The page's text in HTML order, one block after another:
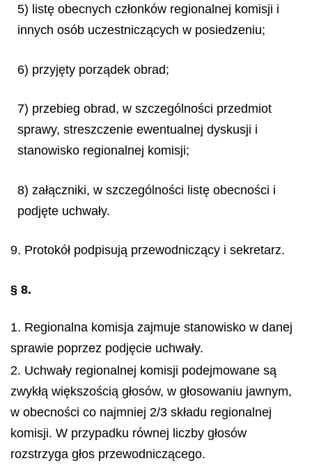
5) listę obecnych członków regionalnej komisji i
innych osób uczestniczących w posiedzeniu;
6) przyjęty porządek obrad;
7) przebieg obrad, w szczególności przedmiot
sprawy, streszczenie ewentualnej dyskusji i
stanowisko regionalnej komisji;
8) załączniki, w szczególności listę obecności i
podjęte uchwały.
9. Protokół podpisują przewodniczący i sekretarz.
§ 8.
1. Regionalna komisja zajmuje stanowisko w danej
sprawie poprzez podjęcie uchwały.
2. Uchwały regionalnej komisji podejmowane są
zwykłą większością głosów, w głosowaniu jawnym,
w obecności co najmniej 2/3 składu regionalnej
komisji. W przypadku równej liczby głosów
rozstrzyga głos przewodniczącego.